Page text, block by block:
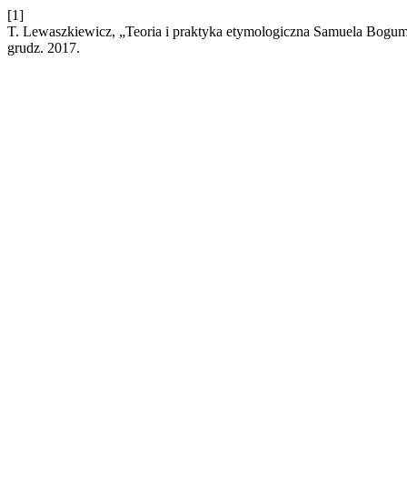
[1]
T. Lewaszkiewicz, „Teoria i praktyka etymologiczna Samuela
grudz. 2017.